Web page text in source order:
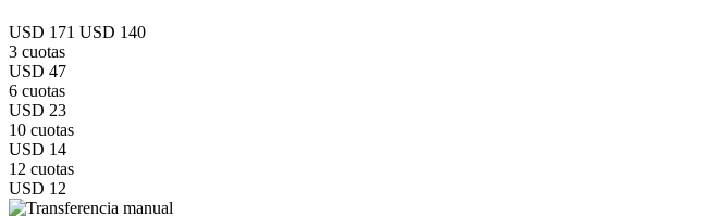
USD 171 USD 140
3 cuotas
USD 47
6 cuotas
USD 23
10 cuotas
USD 14
12 cuotas
USD 12